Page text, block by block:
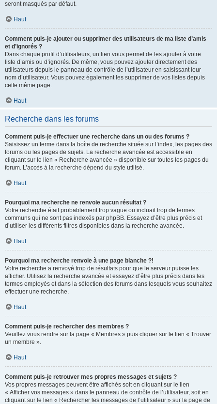
seront masqués par défaut.
Haut
Comment puis-je ajouter ou supprimer des utilisateurs de ma liste d’amis
et d’ignorés ?
Dans chaque profil d’utilisateurs, un lien vous permet de les ajouter à votre
liste d’amis ou d’ignorés. De même, vous pouvez ajouter directement des
utilisateurs depuis le panneau de contrôle de l’utilisateur en saisissant leur
nom d’utilisateur. Vous pouvez également les supprimer de vos listes depuis
cette même page.
Haut
Recherche dans les forums
Comment puis-je effectuer une recherche dans un ou des forums ?
Saisissez un terme dans la boîte de recherche située sur l’index, les pages des
forums ou les pages de sujets. La recherche avancée est accessible en
cliquant sur le lien « Recherche avancée » disponible sur toutes les pages du
forum. L’accès à la recherche dépend du style utilisé.
Haut
Pourquoi ma recherche ne renvoie aucun résultat ?
Votre recherche était probablement trop vague ou incluait trop de termes
communs qui ne sont pas indexés par phpBB. Essayez d’être plus précis et
d’utiliser les différents filtres disponibles dans la recherche avancée.
Haut
Pourquoi ma recherche renvoie à une page blanche ?!
Votre recherche a renvoyé trop de résultats pour que le serveur puisse les
afficher. Utilisez la recherche avancée et essayez d’être plus précis dans les
termes employés et dans la sélection des forums dans lesquels vous souhaitez
effectuer une recherche.
Haut
Comment puis-je rechercher des membres ?
Veuillez vous rendre sur la page « Membres » puis cliquer sur le lien « Trouver
un membre ».
Haut
Comment puis-je retrouver mes propres messages et sujets ?
Vos propres messages peuvent être affichés soit en cliquant sur le lien
« Afficher vos messages » dans le panneau de contrôle de l’utilisateur, soit en
cliquant sur le lien « Rechercher les messages de l’utilisateur » sur la page de